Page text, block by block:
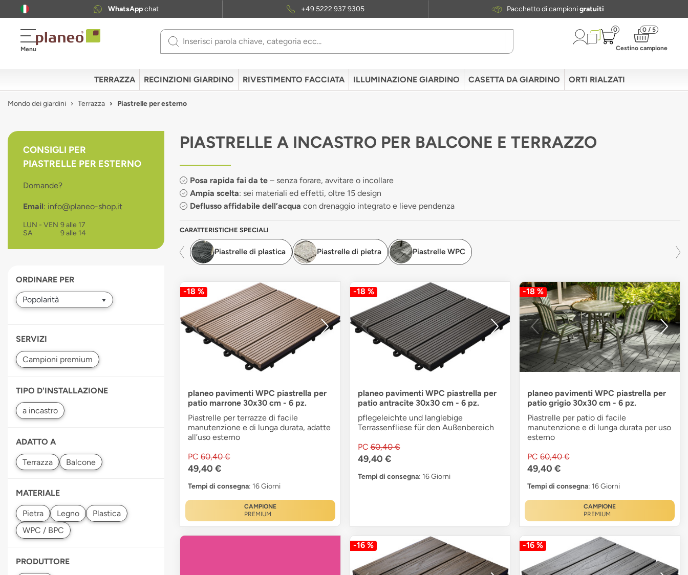
WhatsAppchat +49 5222 937 9305 Pacchetto di campionigratuiti
Menu
Use
down
arrows
to
Press
selected
search
Touch
users
touch
gestures.
0 0 / 5
Cestino campione
TERRAZZA RECINZIONI GIARDINO RIVESTIMENTO FACCIATA ILLUMINAZIONE GIARDINO CASETTA DA GIARDINO ORTI RIALZATI
Mondo dei giardini Terrazza Piastrelle per esterno
CONSIGLI PER
PIASTRELLE PER ESTERNO
Domande?
Email: info@planeo-shop.it
LUN - VEN 9 alle 17
SA
9 alle 14
ORDINARE PER
SERVIZI
TIPO D'INSTALLAZIONE
ADATTO A
MATERIALE
Pietra
Plastica
WPC / BPC
PRODUTTORE
PIASTRELLE A INCASTRO PER BALCONE E TERRAZZO
Posa rapida fai da te – senza forare, avvitare o incollare
Ampia scelta: sei materiali ed effetti, oltre 15 design
Deflusso affidabile dell’acqua con drenaggio integrato e lieve pendenza
CARATTERISTICHE SPECIALI
Piastrelle di plastica Piastrelle di pietra Piastrelle WPC
-18 %
planeo pavimenti WPC piastrella per
patio marrone 30x30 cm - 6 pz.
Piastrelle per terrazze di facile
manutenzione e di lunga durata, adatte
all’uso esterno
PC 60,40 €
49,40 €
Tempi di consegna: 16 Giorni
CAMPIONE
PREMIUM
-18 %
planeo pavimenti WPC piastrella per
patio antracite 30x30 cm - 6 pz.
pflegeleichte und langlebige
Terrassenfliese für den Außenbereich
PC 60,40 €
49,40 €
Tempi di consegna: 16 Giorni
-18 %
planeo pavimenti WPC piastrella per
patio grigio 30x30 cm - 6 pz.
Piastrelle per patio di facile
manutenzione e di lunga durata per uso
esterno
PC 60,40 €
49,40 €
Tempi di consegna: 16 Giorni
CAMPIONE
PREMIUM
-16 % -16 %